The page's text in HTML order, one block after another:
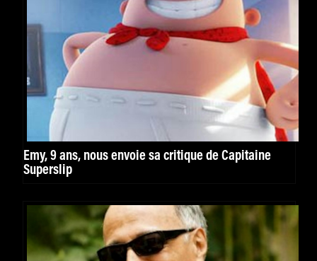
Emy, 9 ans, nous envoie sa critique de Capitaine
Superslip